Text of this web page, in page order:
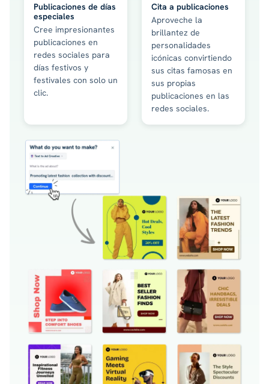
Publicaciones de días
especiales
Cree impresionantes
publicaciones en
redes sociales para
días festivos y
festivales con solo un
clic.
Cita a publicaciones
Aproveche la
brillantez de
personalidades
icónicas convirtiendo
sus citas famosas en
sus propias
publicaciones en las
redes sociales.